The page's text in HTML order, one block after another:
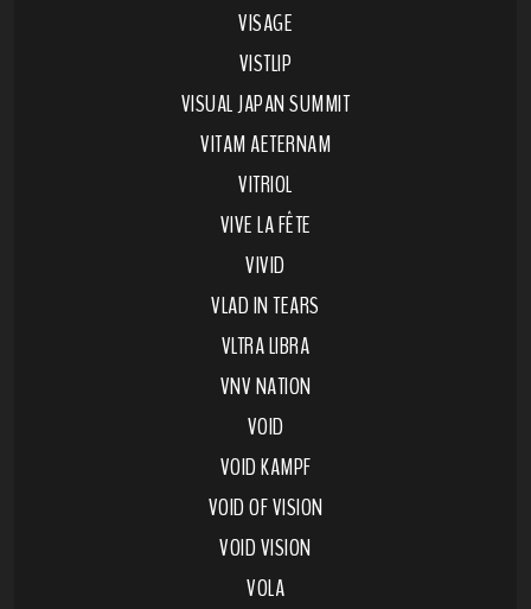
VISAGE
VISTLIP
VISUAL JAPAN SUMMIT
VITAM AETERNAM
VITRIOL
VIVE LA FÊTE
VIVID
VLAD IN TEARS
VLTRA LIBRA
VNV NATION
VOID
VOID KAMPF
VOID OF VISION
VOID VISION
VOLA